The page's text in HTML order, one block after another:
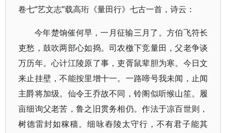
卷七“艺文志”载高珩《量田行》七古一首，诗云：
今年楚饷催何早，一月征输三月了。方伯飞符长
吏愁，鼓吹两部心如捣。司农檄下竞量田，父老争谈
万历年。心计江陵原了事，吏胥鼠辈胆为寒。今日文
来止挂壁，不能按里增十一。一路啼号我未闻，止闻
主爵将加级。仙令王乔故不同，铃阁似听缑山笙。履
亩细询父老苦，鲁之旧贯务相仍。作法于凉百世则，
树德雷封如稼穑。细咏舂陵太守行，不有君子能其